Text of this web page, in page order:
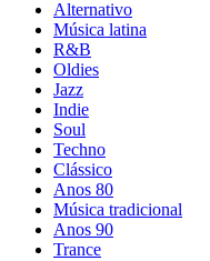
Alternativo
Música latina
R&B
Oldies
Jazz
Indie
Soul
Techno
Clássico
Anos 80
Música tradicional
Anos 90
Trance